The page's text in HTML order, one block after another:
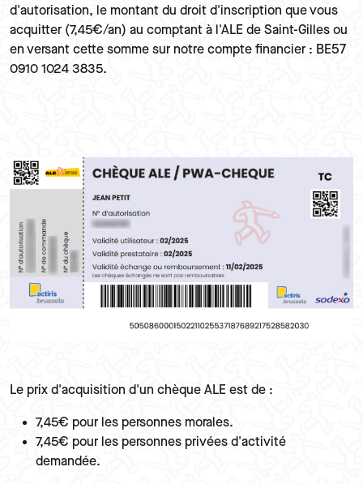
d'autorisation, le montant du droit d'inscription que vous
acquitter (7,45€/an) au comptant à l'ALE de Saint-Gilles ou
en versant cette somme sur notre compte financier : BE57
0910 1024 3835.
Image
Image
Texte
Le prix d'acquisition d'un chèque ALE est de :
7,45€ pour les personnes morales.
7,45€ pour les personnes privées d'activité
demandée.